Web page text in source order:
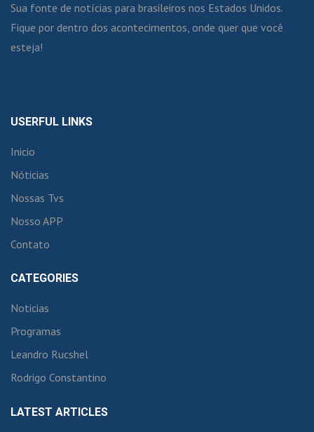
Sua fonte de notícias para brasileiros nos Estados Unidos.
Fique por dentro dos acontecimentos, onde quer que você
esteja!
USERFUL LINKS
Inicio
Nóticias
Nossas Tvs
Nosso APP
Contato
CATEGORIES
Noticias
Programas
Leandro Rucshel
Rodrigo Constantino
LATEST ARTICLES